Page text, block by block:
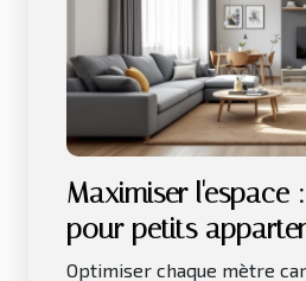
Maximiser l'espace
pour petits
Optimiser chaque mètre